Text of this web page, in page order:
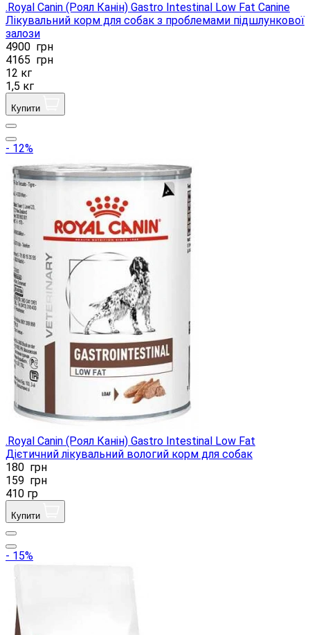
.Royal Canin (Роял Канін) Gastro Intestinal Low Fat Canine
Лікувальний корм для собак з проблемами підшлункової
залози
4900 грн
4165 грн
12 кг
1,5 кг
Купити
- 12%
.Royal Canin (Роял Канін) Gastro Intestinal Low Fat
Дієтичний лікувальний вологий корм для собак
180 грн
159 грн
410 гр
Купити
- 15%